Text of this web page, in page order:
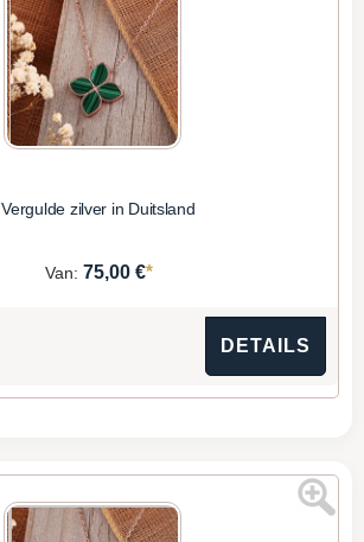
Vergulde zilver in Duitsland
Van: 75,00 €*
DETAILS